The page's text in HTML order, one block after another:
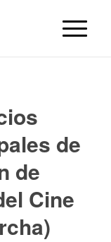
de
de
Cine